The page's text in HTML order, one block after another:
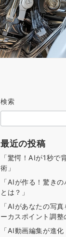
検索
最近の投稿
「驚愕！AIが1秒で
術」
「AIが作る！驚き
とは？」
「AIがあなたの写
ーカスポイント調整
「AI動画編集が進